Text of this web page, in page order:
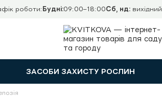
роботи: Будні:09:00–18:00Сб, нд:вихідний
ЗАСОБИ ЗАХИСТУ РОСЛИН